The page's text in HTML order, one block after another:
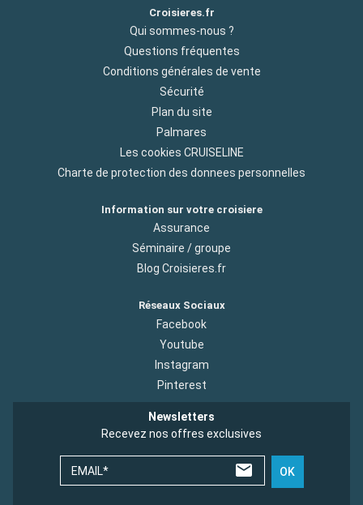
Croisieres.fr
Qui sommes-nous ?
Questions fréquentes
Conditions générales de vente
Sécurité
Plan du site
Palmares
Les cookies CRUISELINE
Charte de protection des donnees personnelles
Information sur votre croisiere
Assurance
Séminaire / groupe
Blog Croisieres.fr
Réseaux Sociaux
Facebook
Youtube
Instagram
Pinterest
Newsletters
Recevez nos offres exclusives
EMAIL* OK